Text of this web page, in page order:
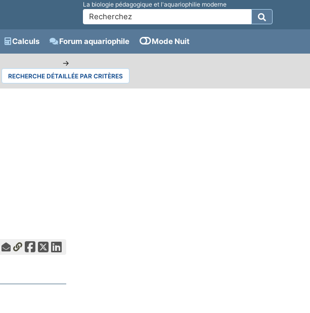
La biologie pédagogique et l'aquariophilie moderne
Calculs Forum aquariophile Mode Nuit
→
RECHERCHE DÉTAILLÉE PAR CRITÈRES